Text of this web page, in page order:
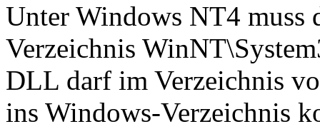
Unter Windows NT4 muss
Verzeichnis
DLL darf im Verzeichnis
ins Windows-Verzeichnis